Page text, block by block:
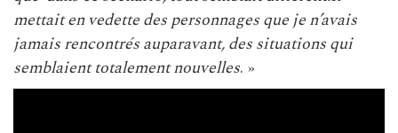
mettait en vedette des personnages que je n’avais
jamais rencontrés auparavant, des situations qui
semblaient totalement nouvelles. »